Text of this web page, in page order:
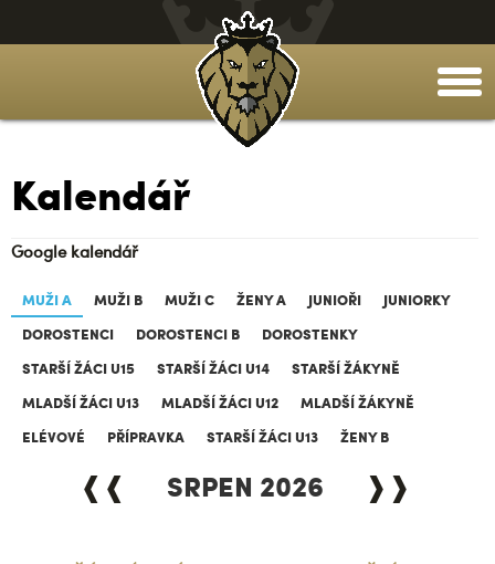
Kalendář
Google kalendář
MUŽI A MUŽI B MUŽI C ŽENY A JUNIOŘI
JUNIORKY
DOROSTENCI
DOROSTENCI B
DOROSTENKY
STARŠÍ ŽÁCI U15
STARŠÍ ŽÁCI U14
STARŠÍ ŽÁKYNĚ
MLADŠÍ ŽÁCI U13
MLADŠÍ ŽÁCI U12
MLADŠÍ ŽÁKYNĚ
ELÉVOVÉ
PŘÍPRAVKA STARŠÍ ŽÁCI U13 ŽENY B